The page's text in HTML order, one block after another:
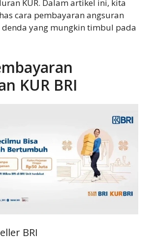
KUR. Dalam artikel ini, kita
cara pembayaran angsuran
denda yang mungkin timbul pada
KUR BRI
BRI